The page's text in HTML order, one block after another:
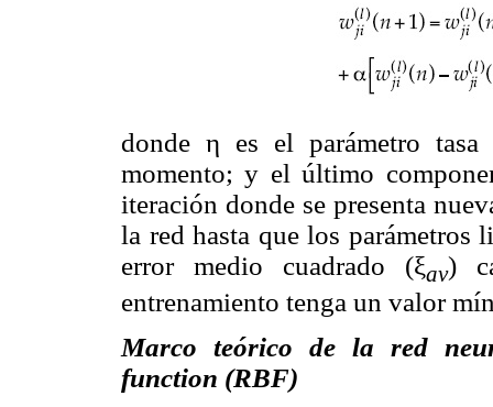
donde η es el parámetro
momento; y el último
iteración donde se presenta
la red hasta que los parámetros
error medio cuadrado (ξav)
entrenamiento tenga un valor
Marco teórico de la red
function (RBF)